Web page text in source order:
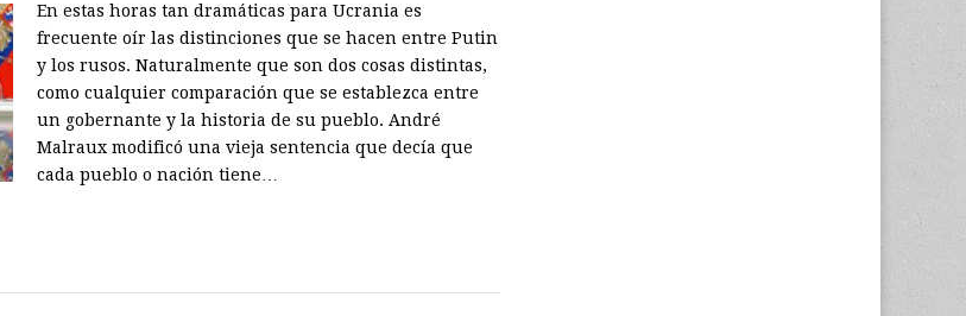
En estas horas tan dramáticas para Ucrania es
frecuente oír las distinciones que se hacen entre Putin
y los rusos. Naturalmente que son dos cosas distintas,
como cualquier comparación que se establezca entre
un gobernante y la historia de su pueblo. André
Malraux modificó una vieja sentencia que decía que
cada pueblo o nación tiene…